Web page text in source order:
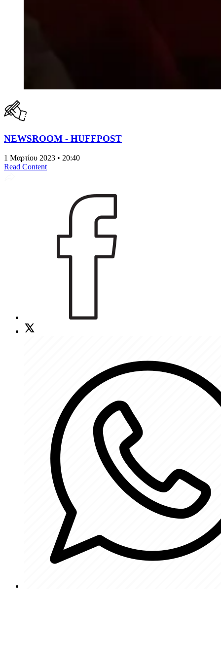
NEWSROOM - HUFFPOST
1 Μαρτίου 2023 • 20:40
Read Content